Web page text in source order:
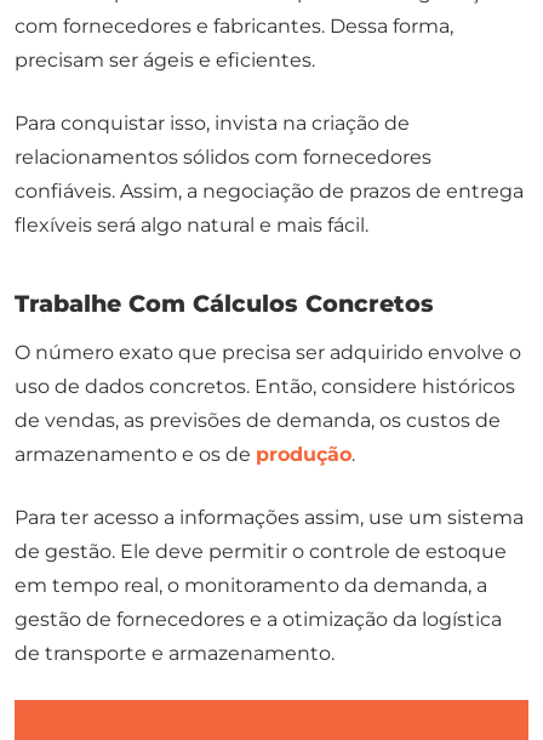
com fornecedores e fabricantes. Dessa forma,
precisam ser ágeis e eficientes.
Para conquistar isso, invista na criação de
relacionamentos sólidos com fornecedores
confiáveis. Assim, a negociação de prazos de entrega
flexíveis será algo natural e mais fácil.
Trabalhe Com Cálculos Concretos
O número exato que precisa ser adquirido envolve o
uso de dados concretos. Então, considere históricos
de vendas, as previsões de demanda, os custos de
armazenamento e os de produção.
Para ter acesso a informações assim, use um sistema
de gestão. Ele deve permitir o controle de estoque
em tempo real, o monitoramento da demanda, a
gestão de fornecedores e a otimização da logística
de transporte e armazenamento.